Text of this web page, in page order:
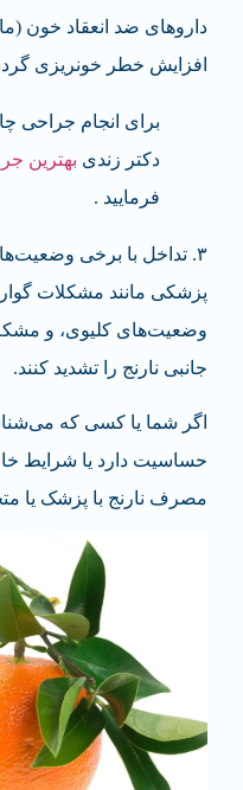
داروهای ضد انعقاد خون
افزایش خطر خونریزی
برای انجام جراحی
دکتر زندی بهترین
فرمایید .
۳. تداخل با برخی
پزشکی مانند مشکلات
وضعیت‌های کلیوی، و
جانبی نارنج را تشدید کنند.
اگر شما یا کسی که
حساسیت دارد یا شرایط
مصرف نارنج با پزشک یا